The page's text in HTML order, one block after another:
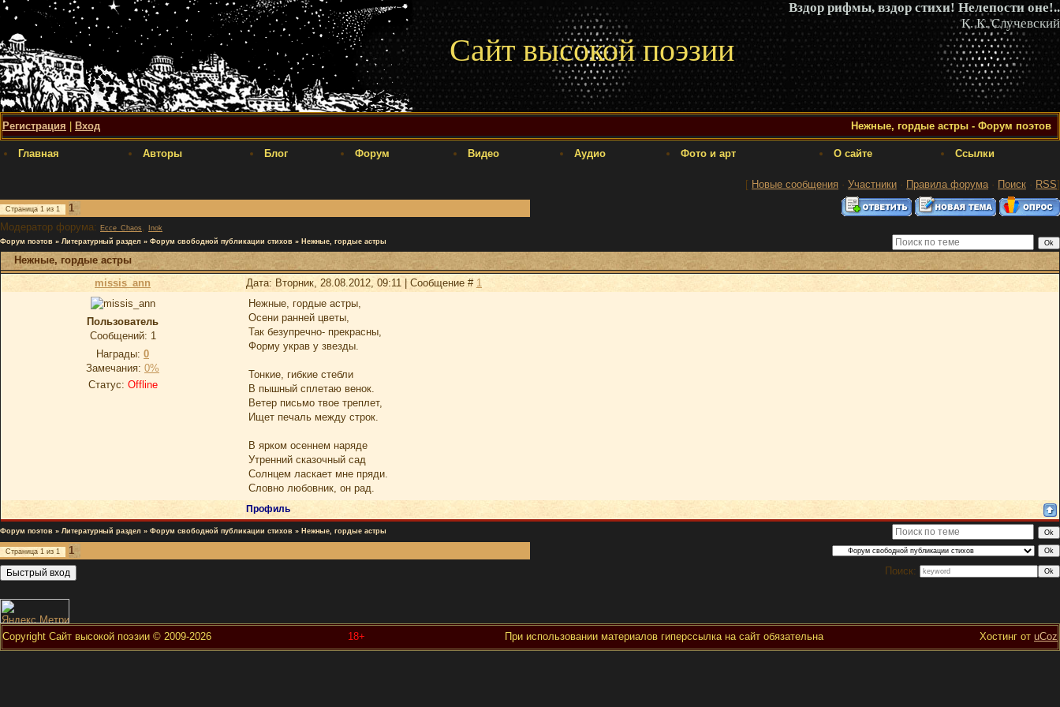
Вздор рифмы, вздор стихи! Нелепости оне!..
К. К. Случевский
Сайт высокой поэзии
Регистрация Вход Нежные, гордые астры - Форум поэтов
Главная Авторы Блог Форум Видео Аудио Фото и арт О сайте Ссылки
[ Новые сообщения · Участники · Правила форума· Поиск · RSS]
Страница 1 из 1
1
Модератор форума: Ecce_Chaos ,
Inok
Форум поэтов » Литературный раздел » Форум свободной публикации стихов » Нежные, гордые астры
Нежные, гордые астры
missis_ann
Дата: Вторник, 28.08.2012, 09:11 | Сообщение # 1
Пользователь
Сообщений: 1
Награды: 0
Замечания: 0%
Статус: Offline
Нежные, гордые астры,
Осени ранней цветы,
Так безупречно- прекрасны,
Форму украв у звезды.
Тонкие, гибкие стебли
В пышный сплетаю венок.
Ветер письмо твое треплет,
Ищет печаль между строк.
В ярком осеннем наряде
Утренний сказочный сад
Солнцем ласкает мне пряди.
Словно любовник, он рад.
Профиль
Форум поэтов » Литературный раздел » Форум свободной публикации стихов » Нежные, гордые астры
Страница 1 из 1
1
Поиск:
Copyright Сайт высокой поэзии © 2009-2026 18+ При использовании материалов гиперссылка на сайт обязательна Хостинг от uCoz